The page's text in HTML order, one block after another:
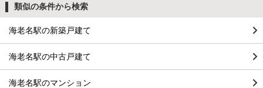
類似の条件から検索
海老名駅の新築戸建て
海老名駅の中古戸建て
海老名駅のマンション